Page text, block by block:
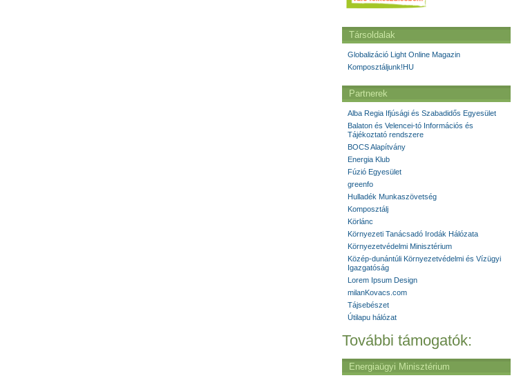
Társoldalak
Globalizáció Light Online Magazin
Komposztáljunk!HU
Partnerek
Alba Regia Ifjúsági és Szabadidős Egyesület
Balaton és Velencei-tó Információs és
Tájékoztató rendszere
BOCS Alapítvány
Energia Klub
Fúzió Egyesület
greenfo
Hulladék Munkaszövetség
Komposztálj
Körlánc
Környezeti Tanácsadó Irodák Hálózata
Környezetvédelmi Minisztérium
Közép-dunántúli Környezetvédelmi és Vízügyi
Igazgatóság
Lorem Ipsum Design
milanKovacs.com
Tájsebészet
Útilapu hálózat
További támogatók:
Energiaügyi Minisztérium